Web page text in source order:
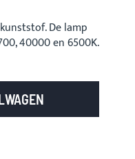
De lamp
40000 en 6500K.